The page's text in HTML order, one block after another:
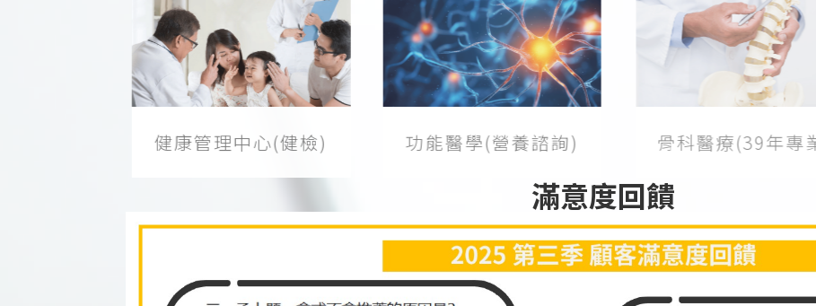
健康管理中心(健檢) 功能醫學(營養諮詢) 骨科醫療(39年專業)
滿意度回饋